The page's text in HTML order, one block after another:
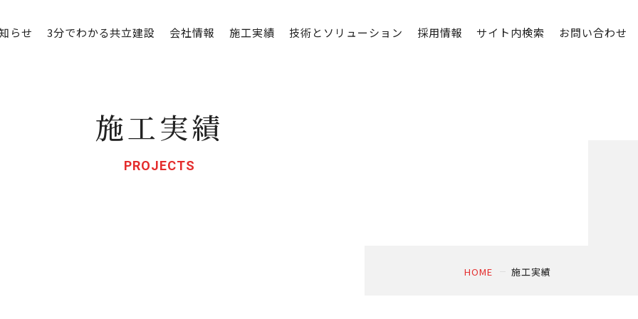
らせ 3分でわかる共立建設 会社情報 施工実績 技術とソリューション 採用情報 サイト内検索 お問い合わせ
施工実績
PROJECTS
HOME 施工実績